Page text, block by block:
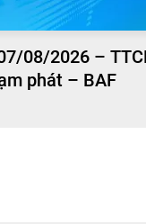
08/2026 –
phát – BAF